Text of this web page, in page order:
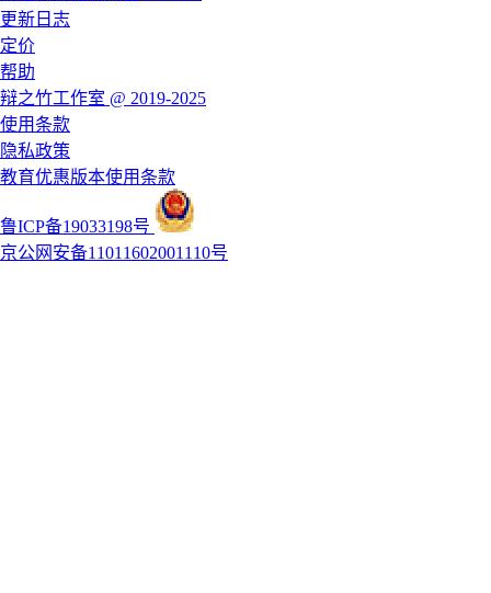
更新日志
定价
帮助
辩之竹工作室 @ 2019-2025
使用条款
隐私政策
教育优惠版本使用条款
鲁ICP备19033198号
京公网安备11011602001110号